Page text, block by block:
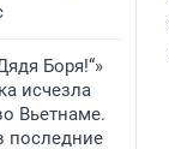
Боря!“»
исчезла
Вьетнаме.
последние